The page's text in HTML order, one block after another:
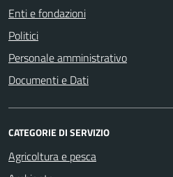
Enti e fondazioni
Politici
Personale amministrativo
Documenti e Dati
CATEGORIE DI SERVIZIO
Agricoltura e pesca